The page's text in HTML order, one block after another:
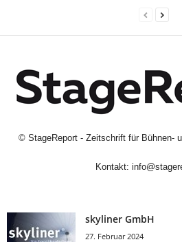
© StageReport - Zeitschrift für Bühnen-
Kontakt:
skyliner GmbH
27. Februar 2024